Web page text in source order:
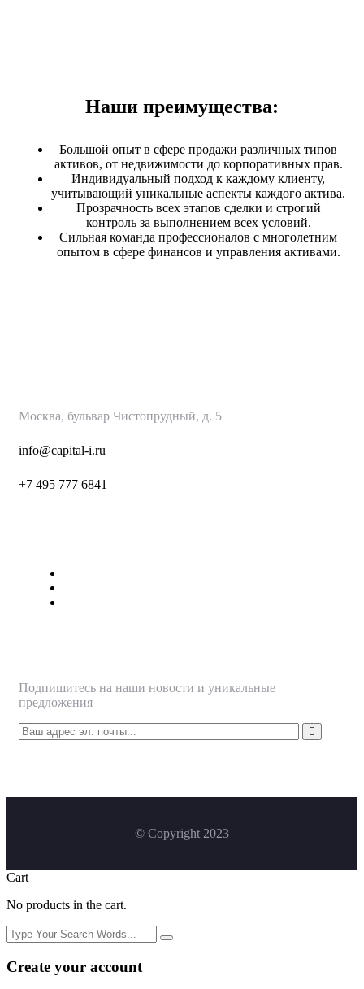
Наши преимущества:
Большой опыт в сфере продажи различных типов
активов, от недвижимости до корпоративных прав.
Индивидуальный подход к каждому клиенту,
учитывающий уникальные аспекты каждого актива.
Прозрачность всех этапов сделки и строгий
контроль за выполнением всех условий.
Сильная команда профессионалов с многолетним
опытом в сфере финансов и управления активами.
Москва, бульвар Чистопрудный, д. 5
info@capital-i.ru
+7 495 777 6841
Подпишитесь на наши новости и уникальные
предложения
© Copyright 2023
Cart
No products in the cart.
Create your account